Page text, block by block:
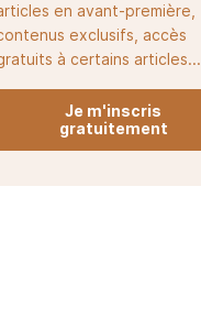
en avant-première,
exclusifs, accès
à certains articles...
Je m'inscris
gratuitement